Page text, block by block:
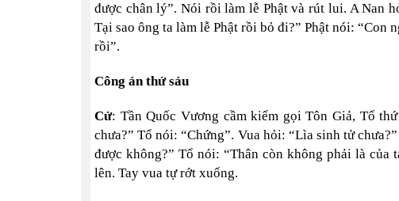
được chân lý”. Nói rồi làm lễ Phật và rút lui. A Nan
Tại sao ông ta làm lễ Phật rồi bỏ đi?” Phật nói: “Con
rồi”.
Công án thứ sáu
Cử: Tần Quốc Vương cầm kiếm gọi Tôn Giả, Tổ
chưa?” Tổ nói: “Chứng”. Vua hỏi: “Lìa sinh tử
được không?” Tổ nói: “Thân còn không phải là của
lên. Tay vua tự rớt xuống.